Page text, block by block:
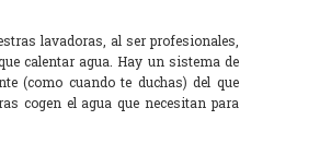
lavadoras, al ser profesionales,
calentar agua. Hay un sistema de
(como cuando te duchas) del que
cogen el agua que necesitan para